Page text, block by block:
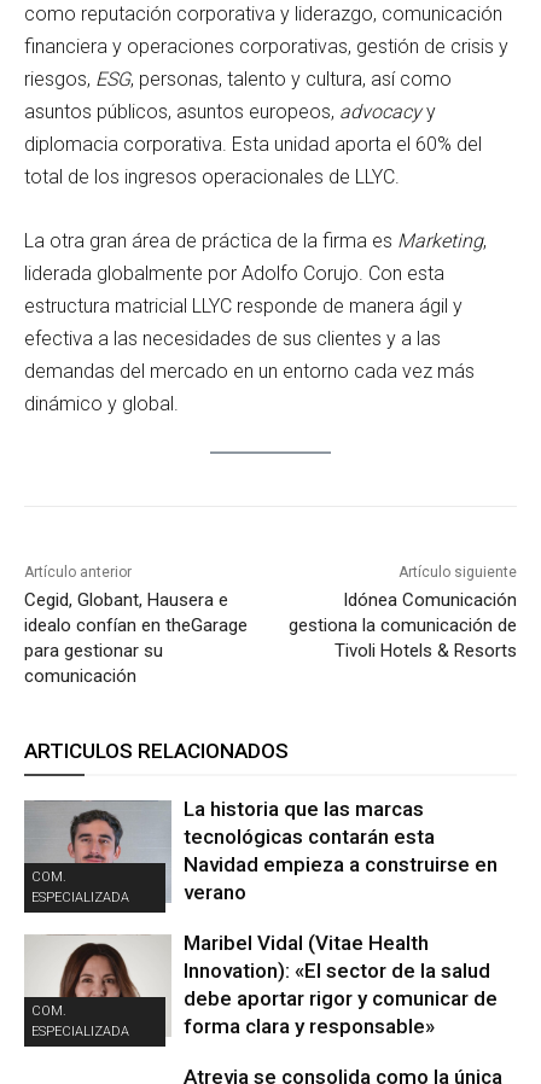
como reputación corporativa y liderazgo, comunicación
financiera y operaciones corporativas, gestión de crisis y
riesgos, ESG, personas, talento y cultura, así como
asuntos públicos, asuntos europeos, advocacyy
diplomacia corporativa. Esta unidad aporta el 60% del
total de los ingresos operacionales de LLYC.
La otra gran área de práctica de la firma es Marketing,
liderada globalmente por Adolfo Corujo. Con esta
estructura matricial LLYC responde de manera ágil y
efectiva a las necesidades de sus clientes y a las
demandas del mercado en un entorno cada vez más
dinámico y global.
Artículo anterior
Cegid, Globant, Hausera e
idealo confían en theGarage
para gestionar su
comunicación
Artículo siguiente
Idónea Comunicación
gestiona la comunicación de
Tivoli Hotels & Resorts
ARTICULOS RELACIONADOS
COM.
ESPECIALIZADA
La historia que las marcas
tecnológicas contarán esta
Navidad empieza a construirse en
verano
COM.
ESPECIALIZADA
Maribel Vidal (Vitae Health
Innovation): «El sector de la salud
debe aportar rigor y comunicar de
forma clara y responsable»
Atrevia se consolida como la única